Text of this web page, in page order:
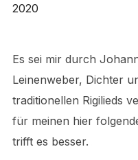
2020
Es sei mir durch
Leinenweber, Dichter
traditionellen Rigilieds
für meinen hier
trifft es besser.